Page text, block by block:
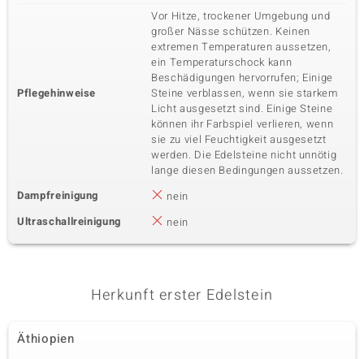
Pflegehinweise
Vor Hitze, trockener Umgebung und
großer Nässe schützen. Keinen
extremen Temperaturen aussetzen,
ein Temperaturschock kann
Beschädigungen hervorrufen; Einige
Steine verblassen, wenn sie starkem
Licht ausgesetzt sind. Einige Steine
können ihr Farbspiel verlieren, wenn
sie zu viel Feuchtigkeit ausgesetzt
werden. Die Edelsteine nicht unnötig
lange diesen Bedingungen aussetzen.
Dampfreinigung
nein
Ultraschallreinigung
nein
Herkunft erster Edelstein
Äthiopien